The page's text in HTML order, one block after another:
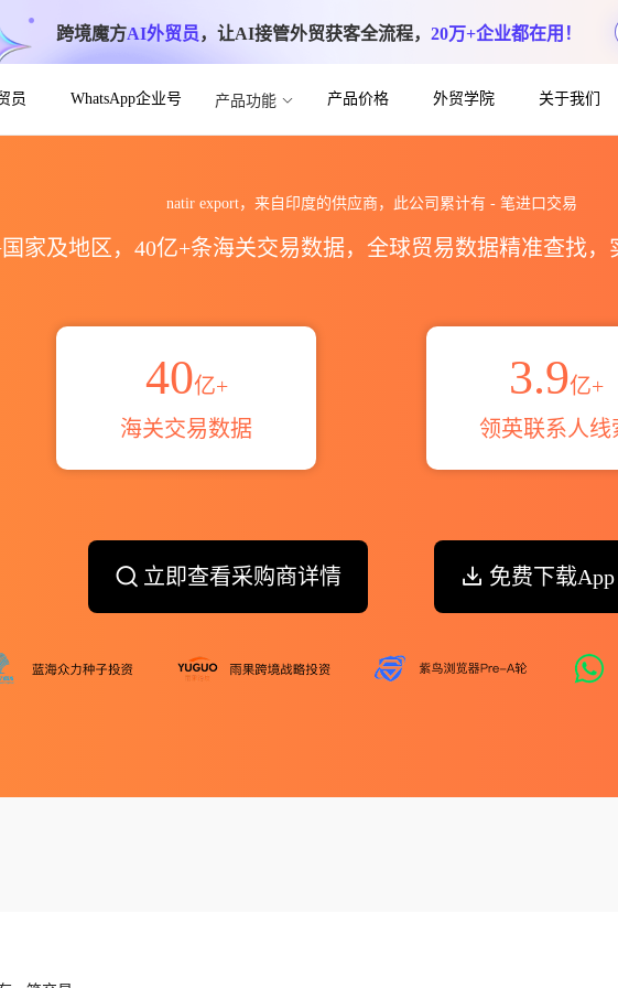
跨境魔方AI外贸员，让AI接管外贸获客全流程， 20万+企业都在用！
员 WhatsApp企业号 产品功能 产品价格 外贸学院 关于我们
natir export，来自印度的供应商，此公司累计有 -笔进口交易
家及地区，40亿+条海关交易数据，全球贸易数据精准查找
40亿+
海关交易数据
3.9亿+
领英联系人线
立即查看采购商详情 免费下载App